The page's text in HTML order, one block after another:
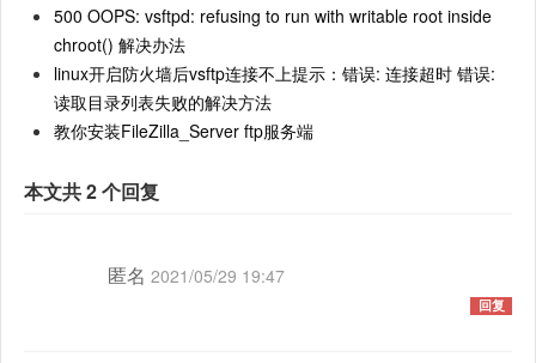
500 OOPS: vsftpd: refusing to run with writable root inside
chroot() 解决办法
linux开启防火墙后vsftp连接不上提示：错误: 连接超时 错误:
读取目录列表失败的解决方法
教你安装FileZilla_Server ftp服务端
本文共 2 个回复
匿名 2021/05/29 19:47
回复